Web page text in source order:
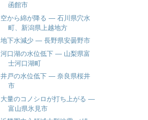
函館市
空から綿が降る ― 石川県穴水
町、新潟県上越地方
地下水減少 ― 長野県安曇野市
河口湖の水位低下 ― 山梨県富
士河口湖町
井戸の水位低下 ― 奈良県桜井
市
大量のコノシロが打ち上がる ―
富山県氷見市